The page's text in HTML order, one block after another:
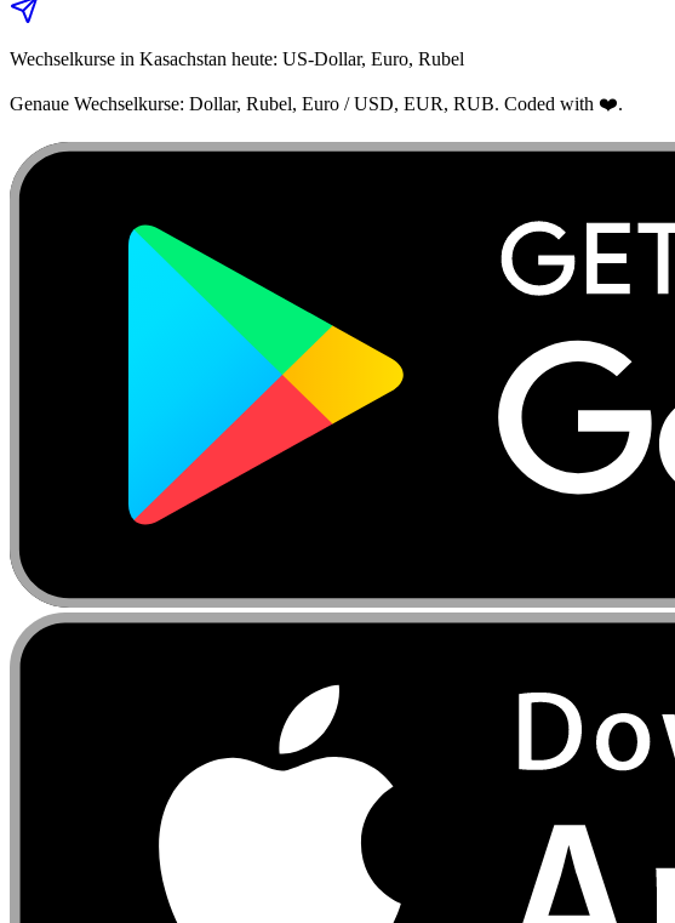
Wechselkurse in Kasachstan heute: US‑Dollar, Euro, Rubel
Genaue Wechselkurse: Dollar, Rubel, Euro / USD, EUR, RUB. Coded with ❤️.